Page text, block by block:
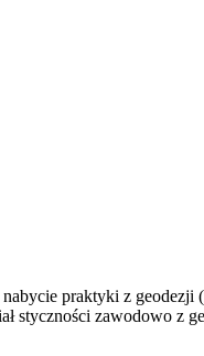
praktyki z
styczności zawodowo z